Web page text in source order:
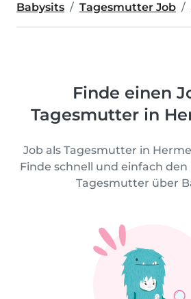
Babysits Tagesmutter Job
Finde einen
Tagesmutter in
Job als Tagesmutter in
Finde schnell und einfach
Tagesmutter über